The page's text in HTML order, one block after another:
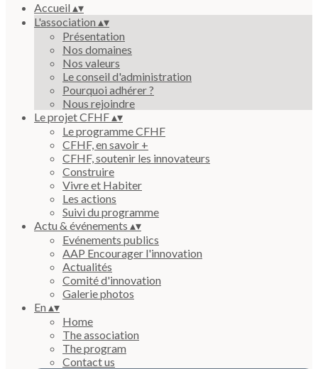
Accueil▴▾
L'association ▴▾
Présentation
Nos domaines
Nos valeurs
Le conseil d'administration
Pourquoi adhérer ?
Nous rejoindre
Le projet CFHF▴▾
Le programme CFHF
CFHF, en savoir +
CFHF, soutenir les innovateurs
Construire
Vivre et Habiter
Les actions
Suivi du programme
Actu & événements ▴▾
Evénements publics
AAP Encourager l'innovation
Actualités
Comité d'innovation
Galerie photos
En▴▾
Home
The association
The program
Contact us